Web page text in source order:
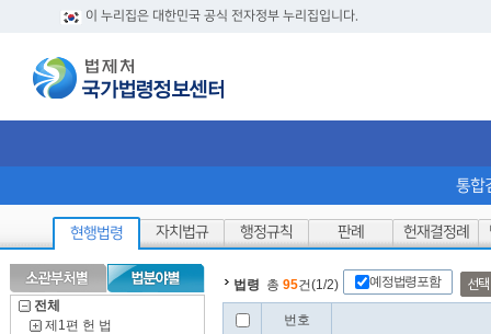
이 누리집은 대한민국 공식 전자정부 누리집입니다.
통합
현행법령 자치법규 행정규칙 판례 헌재결정례
전체
제1편 헌 법
법령 총 95건(1/2) 예정법령포함 선택
번호